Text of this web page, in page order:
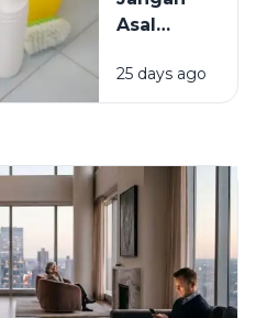
Mengatasinya
Asal
Bahan
Pembersih
25 days ago